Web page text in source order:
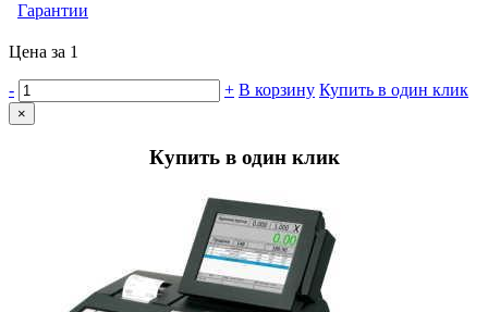
Гарантии
Цена за 1
- + В корзину Купить в один клик
×
Купить в один клик